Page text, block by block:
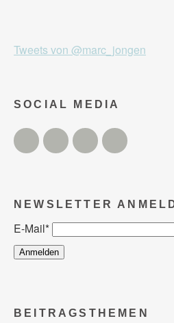
Tweets von @marc_jongen
SOCIAL MEDIA
Twitter FacebookInstagram
NEWSLETTER
E-Mail*
BEITRAGSTHEMEN